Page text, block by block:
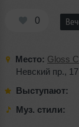
0
Место: Gloss
Невский пр.,
Выступают:
Муз. стили: